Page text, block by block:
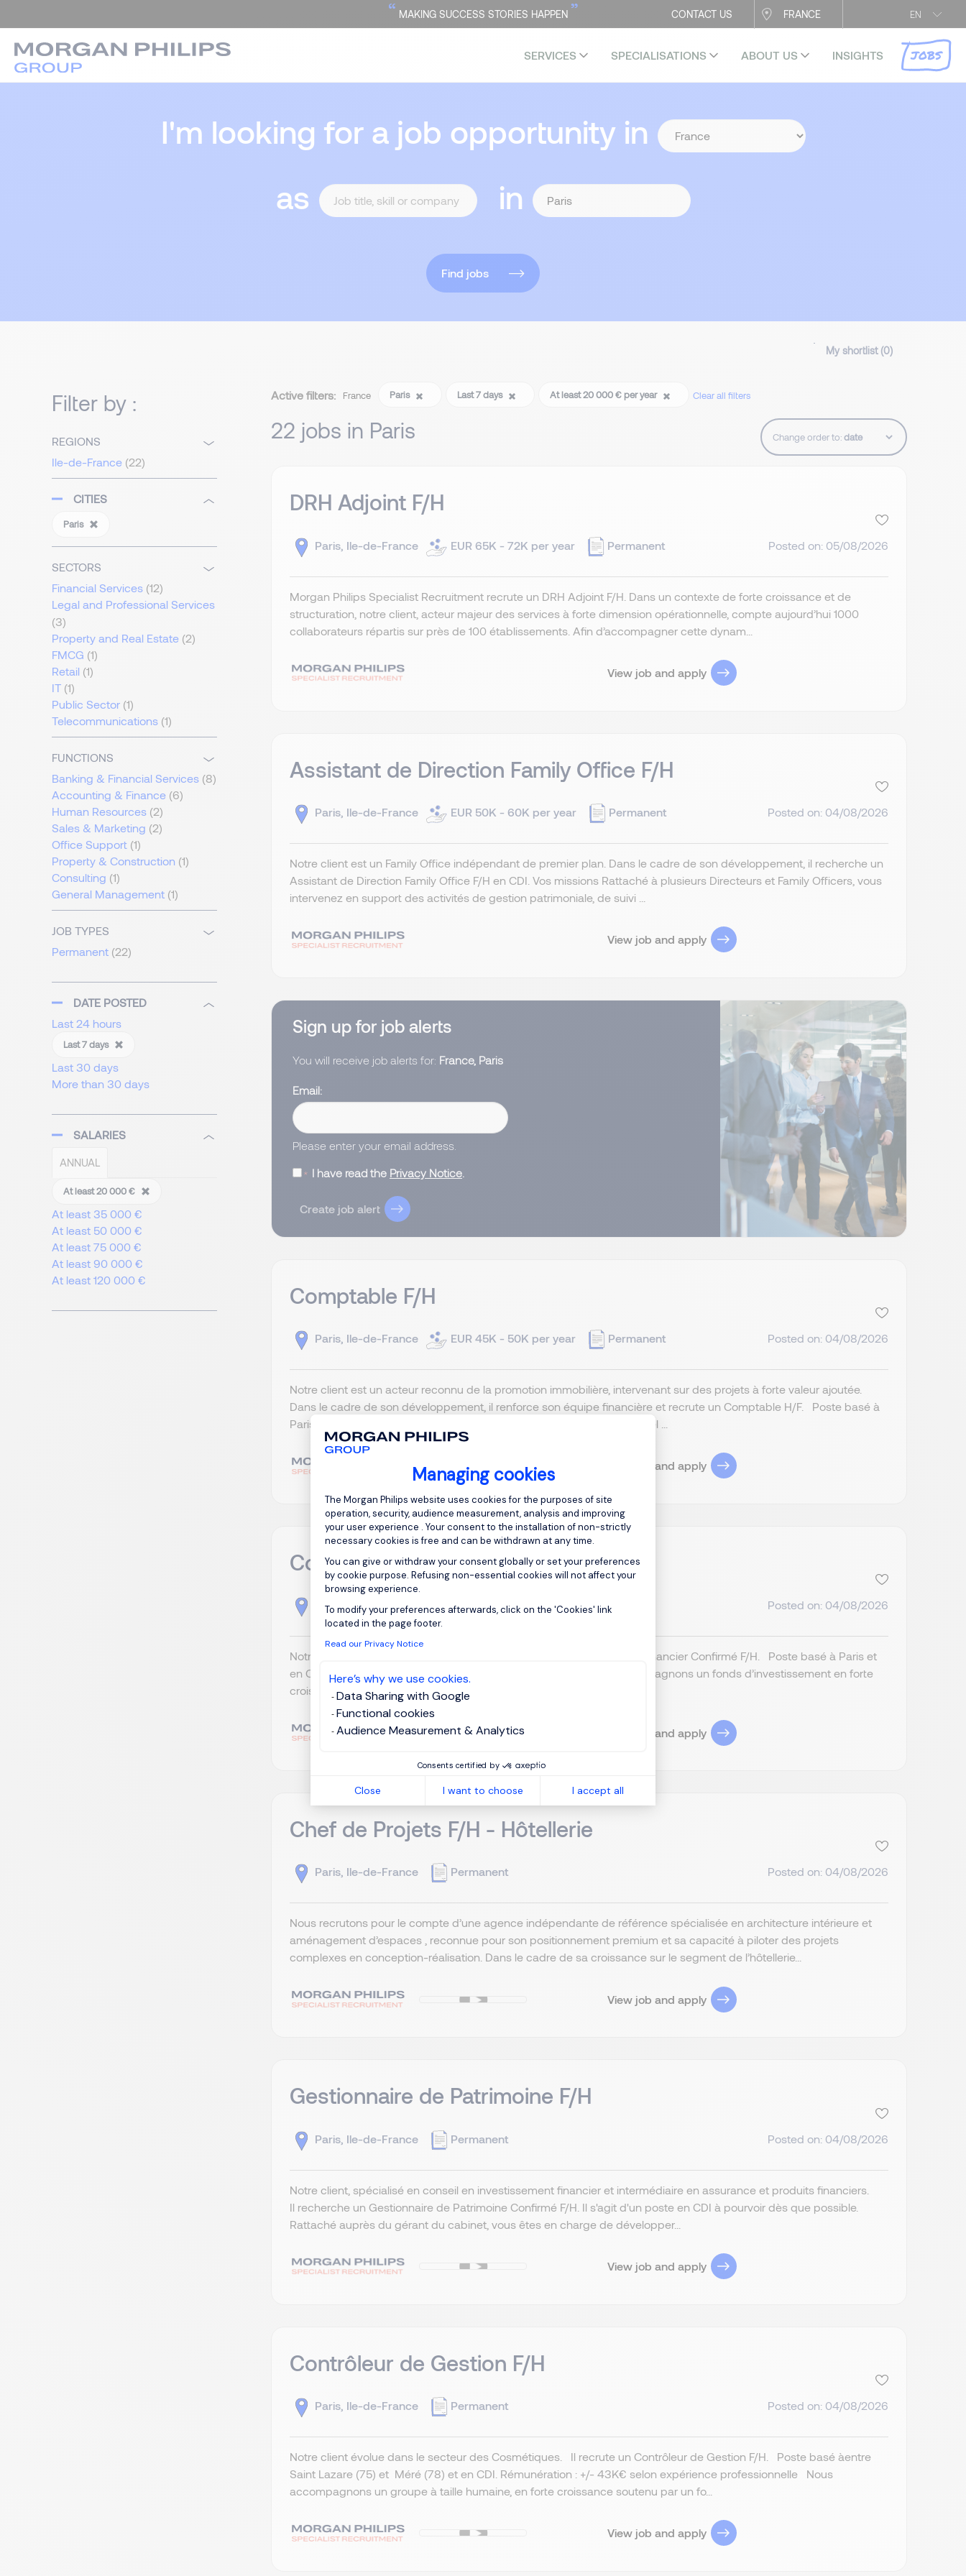
Managing cookies
Consent Management Platform: Personalize Your Options
The Morgan Philips website uses cookies for the purposes of site
operation, security, audience measurement, analysis and improving
your user experience . Your consent to the installation of non-strictly
necessary cookies is free and can be withdrawn at any time.
You can give or withdraw your consent globally or set your preferences
by cookie purpose. Refusing non-essential cookies will not affect your
browsing experience.
To modify your preferences afterwards, click on the 'Cookies' link
located in the page footer.
Read our Privacy Notice
Here’s why we use cookies.
Data Sharing with Google
Functional cookies
Audience Measurement & Analytics
Consents certified by
Close I want to choose I accept all
Axeptio consent
EN
CONTACT US FRANCE
“ MAKING SUCCESS STORIES HAPPEN ”
SERVICES SPECIALISATIONS ABOUT US INSIGHTS JOBS
I'm looking for a job opportunity in
as
in
Find jobs
My shortlist (0)
Filter by :
REGIONS
Ile-de-France (22)
CITIES
Paris
SECTORS
Financial Services (12)
Legal and Professional Services
(3)
Property and Real Estate (2)
FMCG (1)
Retail (1)
IT (1)
Public Sector (1)
Telecommunications (1)
FUNCTIONS
Banking & Financial Services (8)
Accounting & Finance (6)
Human Resources (2)
Sales & Marketing (2)
Office Support (1)
Property & Construction (1)
Consulting (1)
General Management (1)
JOB TYPES
Permanent (22)
DATE POSTED
Last 24 hours
Last 7 days
Last 30 days
More than 30 days
SALARIES
ANNUAL
At least 20 000 €
At least 35 000 €
At least 50 000 €
At least 75 000 €
At least 90 000 €
At least 120 000 €
Active filters: France Paris Last 7 days At least 20 000 € per year Clear all filters
22 jobs in Paris Change order to:
DRH Adjoint F/H
Paris, Ile-de-France EUR 65K - 72K per year Permanent Posted on: 05/08/2026
Morgan Philips Specialist Recruitment recrute un DRH Adjoint F/H. Dans un contexte de forte croissance et de
structuration, notre client, acteur majeur des services à forte dimension opérationnelle, compte aujourd’hui 1000
collaborateurs répartis sur près de 100 établissements. Afin d’accompagner cette dynam...
View job and apply
Assistant de Direction Family Office F/H
Paris, Ile-de-France EUR 50K - 60K per year Permanent Posted on: 04/08/2026
Notre client est un Family Office indépendant de premier plan. Dans le cadre de son développement, il recherche un
Assistant de Direction Family Office F/H en CDI. Vos missions Rattaché à plusieurs Directeurs et Family Officers, vous
intervenez en support des activités de gestion patrimoniale, de suivi ...
View job and apply
Sign up for job alerts
You will receive job alerts for: France, Paris
Email
Please enter your email address.
I have read the Privacy Notice
Create job alert
Comptable F/H
Paris, Ile-de-France EUR 45K - 50K per year Permanent Posted on: 04/08/2026
Notre client est un acteur reconnu de la promotion immobilière, intervenant sur des projets à forte valeur ajoutée.
Dans le cadre de son développement, il renforce son équipe financière et recrute un Comptable H/F. Poste basé à
Paris 8e CDI Rémunération selon profil Poste à pourvoir en temps partiel ...
View job and apply
Contrôleur Financier F/H
Paris, Ile-de-France Permanent Posted on: 04/08/2026
Notre client est un Fonds d’Investissements. Il recrute un Contrôleur Financier Confirmé F/H. Poste basé à Paris et
en CDI. Rémunération selon expérience professionnelle. Nous accompagnons un fonds d’investissement en forte
croissance dans le recrutement de deux Contrôleurs Financiers. L’équi...
View job and apply
Chef de Projets F/H - Hôtellerie
Paris, Ile-de-France Permanent Posted on: 04/08/2026
Nous recrutons pour le compte d’une agence indépendante de référence spécialisée en architecture intérieure et
aménagement d’espaces , reconnue pour son positionnement premium et sa capacité à piloter des projets
complexes en conception-réalisation. Dans le cadre de sa croissance sur le segment de l’hôtellerie...
View job and apply
Gestionnaire de Patrimoine F/H
Paris, Ile-de-France Permanent Posted on: 04/08/2026
Notre client, spécialisé en conseil en investissement financier et intermédiaire en assurance et produits financiers.
Il recherche un Gestionnaire de Patrimoine Confirmé F/H. Il s'agit d'un poste en CDI à pourvoir dès que possible.
Rattaché auprès du gérant du cabinet, vous êtes en charge de développer...
View job and apply
Contrôleur de Gestion F/H
Paris, Ile-de-France Permanent Posted on: 04/08/2026
Notre client évolue dans le secteur des Cosmétiques. Il recrute un Contrôleur de Gestion F/H. Poste basé àentre
Saint Lazare (75) et Méré (78) et en CDI. Rémunération : +/- 43K€ selon expérience professionnelle Nous
accompagnons un groupe à taille humaine, en forte croissance soutenu par un fo...
View job and apply